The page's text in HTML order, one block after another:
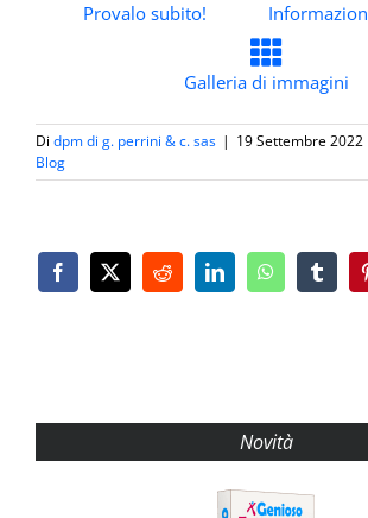
Provalo subito!
Galleria di immagini
Di dpm di g. perrini & c. sas | 19 Settembre 2022
Blog
Facebook
X RedditLinkedInWhatsAppTumblr
Novità